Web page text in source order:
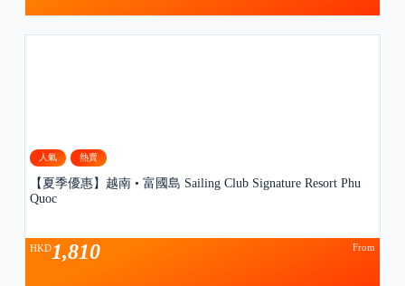
人氣 熱賣
【夏季優惠】越南 • 富國島 Sailing Club Signature Resort Phu
Quoc
From
HKD1,810